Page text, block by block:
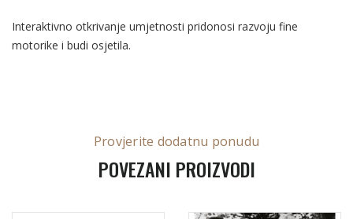
Interaktivno otkrivanje umjetnosti pridonosi razvoju fine
motorike i budi osjetila.
Provjerite dodatnu ponudu
POVEZANI PROIZVODI